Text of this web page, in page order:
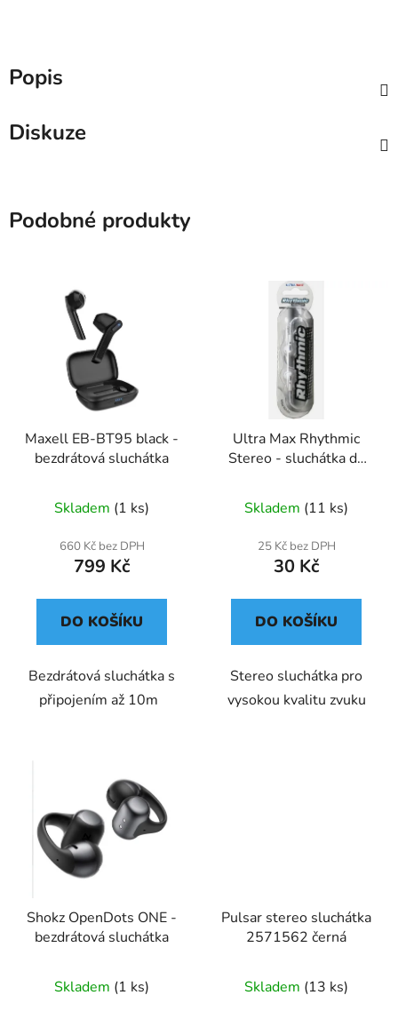
Popis
Diskuze
Podobné produkty
Maxell EB-BT95 black -
bezdrátová sluchátka
Skladem (1 ks)
660 Kč bez DPH
799 Kč
DO KOŠÍKU
Bezdrátová sluchátka s
připojením až 10m
Ultra Max Rhythmic
Stereo - sluchátka do
Skladem (11 ks)
25 Kč bez DPH
30 Kč
DO KOŠÍKU
Stereo sluchátka pro
vysokou kvalitu zvuku
Shokz OpenDots ONE -
bezdrátová sluchátka
Skladem (1 ks)
Pulsar stereo sluchátka
2571562 černá
Skladem (13 ks)